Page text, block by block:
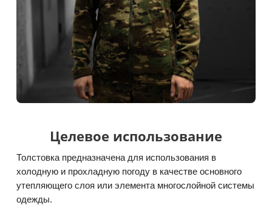
Целевое использование
Толстовка предназначена для использования в
холодную и прохладную погоду в качестве основного
утепляющего слоя или элемента многослойной системы
одежды.